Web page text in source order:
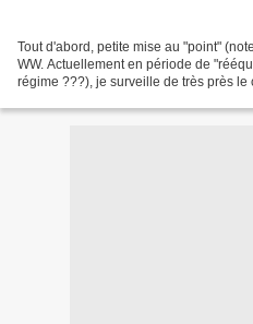
Tout d'abord, petite mise au "point"
WW. Actuellement en période de
régime ???), je surveille de très près